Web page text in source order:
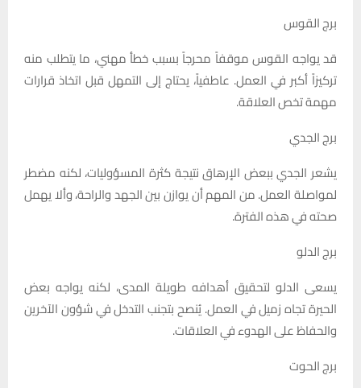
برج القوس
قد يواجه القوس موقفاً محرجاً بسبب خطأ مهني، ما يتطلب منه
تركيزاً أكبر في العمل. عاطفياً، يحتاج إلى التمهل قبل اتخاذ قرارات
مهمة تخص العلاقة.
برج الجدي
يشعر الجدي ببعض الإرهاق نتيجة كثرة المسؤوليات، لكنه مضطر
لمواصلة العمل. من المهم أن يوازن بين الجهد والراحة، وألا يهمل
صحته في هذه الفترة.
برج الدلو
يسعى الدلو لتحقيق أهدافه طويلة المدى، لكنه يواجه بعض
الحيرة تجاه زميل في العمل. يُنصح بتجنب التدخل في شؤون الآخرين
والحفاظ على الهدوء في العلاقات.
برج الحوت